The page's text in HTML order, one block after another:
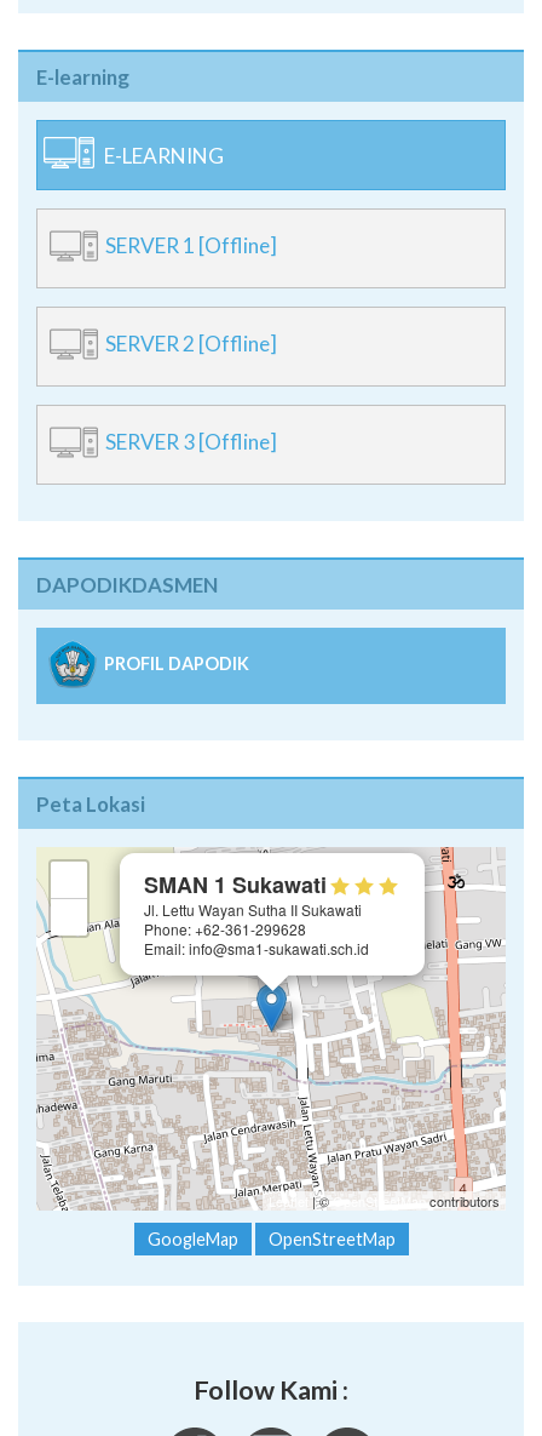
E-learning
E-LEARNING
SERVER 1 [Offline]
SERVER 2 [Offline]
SERVER 3 [Offline]
DAPODIKDASMEN
PROFIL DAPODIK
Peta Lokasi
SMAN 1 Sukawati
Jl. Lettu Wayan Sutha II Sukawati
Phone: +62-361-299628
Email: info@sma1-sukawati.sch.id
Leaflet | ©OpenStreetMap contributors
GoogleMap OpenStreetMap
Follow Kami :